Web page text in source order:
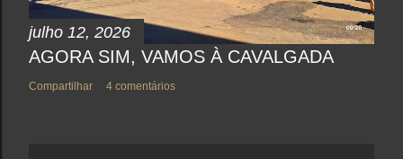
julho 12, 2026
AGORA SIM, VAMOS À CAVALGADA
Compartilhar 4 comentários